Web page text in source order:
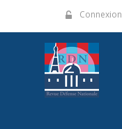
Connexion